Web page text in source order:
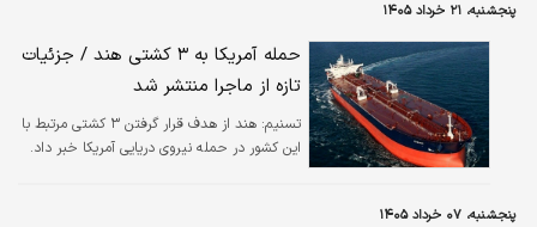
پنجشنبه، ۲۱ خرداد ۱۴۰۵
حمله آمریکا به ۳ کشتی هند / جزئیات
تازه از ماجرا منتشر شد
تسنیم:
هند از هدف قرار گرفتن ۳ کشتی مرتبط با
این کشور در حمله نیروی دریایی آمریکا خبر داد.
پنجشنبه، ۰۷ خرداد ۱۴۰۵